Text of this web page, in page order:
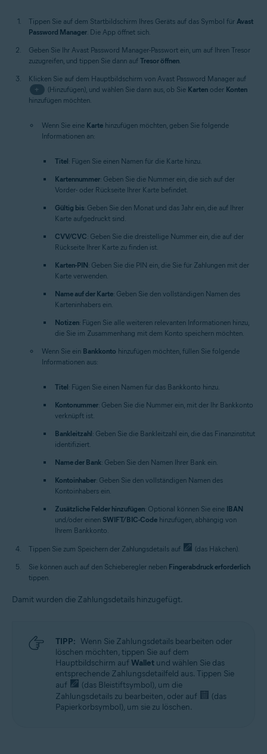
Tippen Sie auf dem Startbildschirm Ihres Geräts auf das Symbol für Avast
Password Manager. Die App öffnet sich.
Geben Sie Ihr Avast Password Manager-Passwort ein, um auf Ihren Tresor
zuzugreifen, und tippen Sie dann auf Tresor öffnen.
Klicken Sie auf dem Hauptbildschirm von Avast Password Manager auf
+
(Hinzufügen), und wählen Sie dann aus, ob Sie Kartenoder Konten
hinzufügen möchten.
Wenn Sie eine Karte hinzufügen möchten, geben Sie folgende
Informationen an:
Titel: Fügen Sie einen Namen für die Karte hinzu.
Kartennummer: Geben Sie die Nummer ein, die sich auf der
Vorder- oder Rückseite Ihrer Karte befindet.
Gültig bis: Geben Sie den Monat und das Jahr ein, die auf Ihrer
Karte aufgedruckt sind.
CVV/CVC: Geben Sie die dreistellige Nummer ein, die auf der
Rückseite Ihrer Karte zu finden ist.
Karten-PIN: Geben Sie die PIN ein, die Sie für Zahlungen mit der
Karte verwenden.
Name auf der Karte: Geben Sie den vollständigen Namen des
Karteninhabers ein.
Notizen: Fügen Sie alle weiteren relevanten Informationen hinzu,
die Sie im Zusammenhang mit dem Konto speichern möchten.
Wenn Sie ein Bankkonto hinzufügen möchten, füllen Sie folgende
Informationen aus:
Titel: Fügen Sie einen Namen für das Bankkonto hinzu.
Kontonummer: Geben Sie die Nummer ein, mit der Ihr Bankkonto
verknüpft ist.
Bankleitzahl: Geben Sie die Bankleitzahl ein, die das Finanzinstitut
identifiziert.
Name der Bank: Geben Sie den Namen Ihrer Bank ein.
Kontoinhaber: Geben Sie den vollständigen Namen des
Kontoinhabers ein.
Zusätzliche Felder hinzufügen: Optional können Sie eine IBAN
und/oder einen SWIFT/BIC-Code hinzufügen, abhängig von
Ihrem Bankkonto.
Tippen Sie zum Speichern der Zahlungsdetails auf
(das Häkchen).
Sie können auch auf den Schieberegler neben Fingerabdruck erforderlich
tippen.
Damit wurden die Zahlungsdetails hinzugefügt.
TIPP: Wenn Sie Zahlungsdetails bearbeiten oder
löschen möchten, tippen Sie auf dem
Hauptbildschirm aufWallet und wählen Sie das
entsprechende Zahlungsdetailfeld aus. Tippen Sie
auf
(das Bleistiftsymbol), um die
Zahlungsdetails zu bearbeiten, oder auf
(das
Papierkorbsymbol), um sie zu löschen.